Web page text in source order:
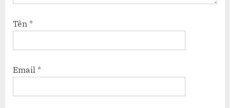
Tên *
Email *